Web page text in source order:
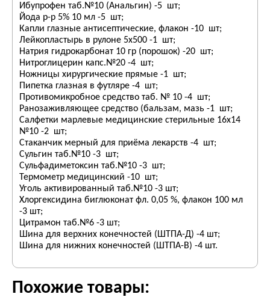
Ибупрофен таб.№10 (Анальгин) -5 шт;
Йода р-р 5% 10 мл -5 шт;
Капли глазные антисептические, флакон -10 шт;
Лейкопластырь в рулоне 5х500 -1 шт;
Натрия гидрокарбонат 10 гр (порошок) -20 шт;
Нитроглицерин капс.№20 -4 шт;
Ножницы хирургические прямые -1 шт;
Пипетка глазная в футляре -4 шт;
Противомикробное средство таб. № 10 -4 шт;
Ранозаживляющее средство (бальзам, мазь -1 шт;
Салфетки марлевые медицинские стерильные 16х14
№10 -2 шт;
Стаканчик мерный для приёма лекарств -4 шт;
Сульгин таб.№10 -3 шт;
Сульфадиметоксин таб.№10 -3 шт;
Термометр медицинский -10 шт;
Уголь активированный таб.№10 -3 шт;
Хлоргексидина биглюконат фл. 0,05 %, флакон 100 мл
-3 шт;
Цитрамон таб.№6 -3 шт;
Шина для верхних конечностей (ШТПА-Д) -4 шт;
Шина для нижних конечностей (ШТПА-В) -4 шт.
Похожие товары: